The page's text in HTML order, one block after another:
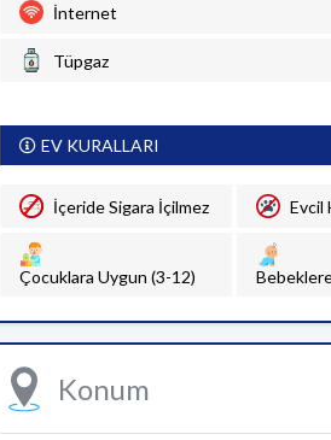
İnternet
Tüpgaz
EV KURALLARI
İçeride Sigara İçilmez Evcil
Çocuklara Uygun (3-12)
Konum